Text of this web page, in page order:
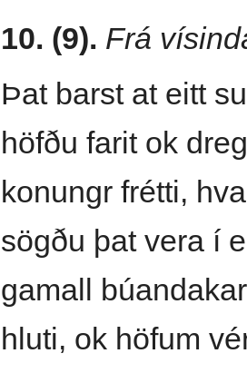
10. (9). Frá
Þat barst at eitt
höfðu farit ok
konungr frétti,
sögðu þat vera í
gamall
hluti, ok höfum